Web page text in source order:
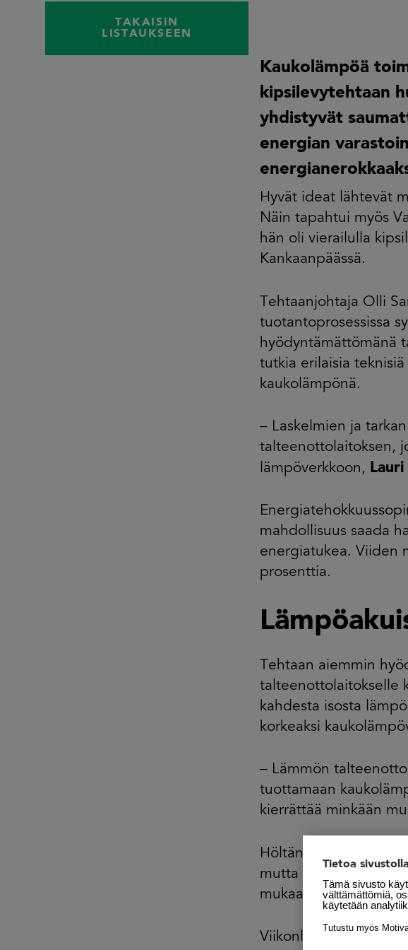
TAKAISIN
LISTAUKSEEN
Kaukolämpöä
kipsilevytehtaan
yhdistyvät
energian
Hyvät ideat lähtevät
Näin tapahtui myös
hän oli vierailulla
Kankaanpäässä.
Tehtaanjohtaja Olli
tuotantoprosessissa
hyödyntämättömänä
tutkia erilaisia
kaukolämpönä.
– Laskelmien ja
talteenottolaitoksen,
lämpöverkkoon,
mahdollisuus saada
energiatukea. Viiden
prosenttia.
Tehtaan aiemmin
talteenottolaitokselle
kahdesta isosta
korkeaksi
– Lämmön
tuottamaan
kierrättää minkään
Höltän mukaan
mutta kulloinenkin
mukaan.
Viikonloppuna
Tietoa
Tämä sivusto
välttämättömiä,
käytetään
Tutustu myös